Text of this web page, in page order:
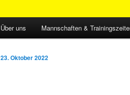
Über uns Mannschaften &
23. Oktober 2022